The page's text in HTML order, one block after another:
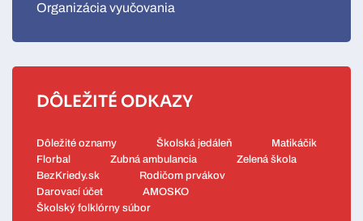
Organizácia vyučovania
DÔLEŽITÉ ODKAZY
Dôležité oznamy Školská jedáleň
Matikáčik
Florbal
Zubná ambulancia
Zelená škola
BezKriedy.sk
Rodičom prvákov
Darovací účet
AMOSKO
Školský folklórny súbor